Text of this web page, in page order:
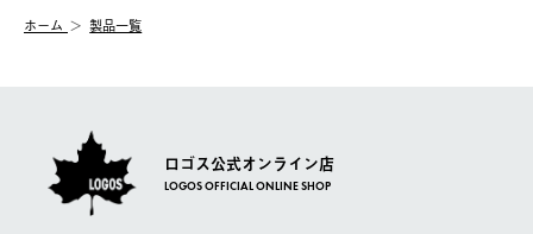
【配送業者】
佐川急便にて配送されます。
一度お手元の商品を返品いただき、ご希望商品を再注文してくだ
ホーム 製品一覧
ロゴス公式オンライン店
LOGOS OFFICIAL ONLINE SHOP